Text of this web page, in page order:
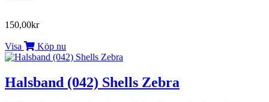
150,00kr
Visa Köp nu
Halsband (042) Shells Zebra